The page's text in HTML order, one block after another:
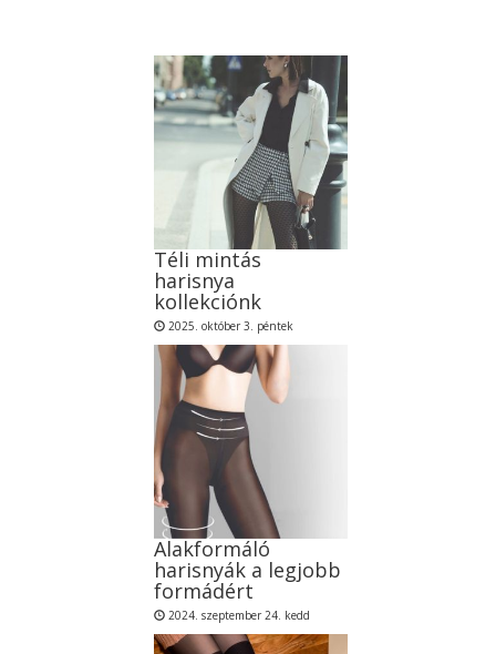
Téli mintás
harisnya
kollekciónk
2025. október 3. péntek
Alakformáló
harisnyák a legjobb
formádért
2024. szeptember 24. kedd